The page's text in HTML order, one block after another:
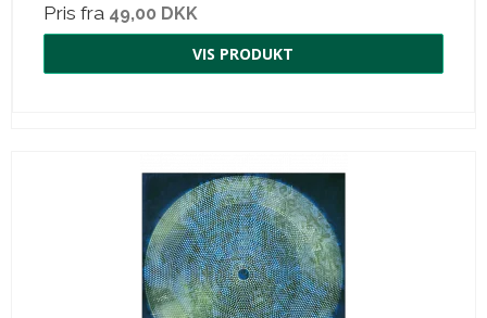
Pris fra 49,00 DKK
VIS PRODUKT